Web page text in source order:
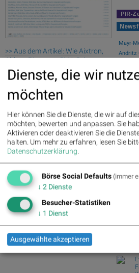
>> Aus dem Artikel: Wie Aixtron,
Ahlers, Pinterest, SMA Solar,
Manz und Lufthansa für
Gesprächsstoff sorgten
Palfinger : 1.32%
CA Immo : 0.21%» Details
Uniqa : 0.05%» Details
DO&CO : 0.00%» Details
Erste Group : -1.19%» Details
Bawag : -1.34%» Details
AT&S : -2.23%
Österreichische Post : -4.48%»
Details
PIR-
Mayr-
Andritz
Zurich
Garmin
Silver
Dienste, die wir
möchten
Hier können Sie die Dienste, die wir auf
möchten, bewerten und anpassen. Sie
Aktivieren oder deaktivieren Sie die
halten. Um mehr zu erfahren, lesen Sie
Datenschutzerklärung.
Börse Social Defaults (immer
↓ 2 Dienste
Besucher-Statistiken
↓ 1 Dienst
Ausgewählte akzeptieren